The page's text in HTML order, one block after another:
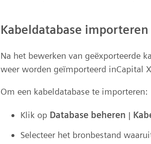
Kabeldatabase importeren
Na het bewerken van geëxporteerde
weer worden geïmporteerd inCapital
Om een kabeldatabase te importeren:
Klik op Database beheren |
Selecteer het bronbestand